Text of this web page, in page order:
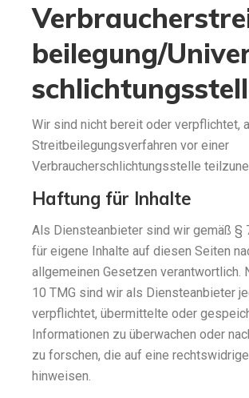
beilegung/
Wir sind nicht bereit oder verpflichtet,
Streitbeilegungsverfahren vor einer
Verbraucherschlichtungsstelle
Haftung für Inhalte
Als Diensteanbieter sind wir gemäß §
für eigene Inhalte auf diesen Seiten
allgemeinen Gesetzen verantwortlich.
10 TMG sind wir als Diensteanbieter
verpflichtet, übermittelte oder
Informationen zu überwachen oder
zu forschen, die auf eine
hinweisen.